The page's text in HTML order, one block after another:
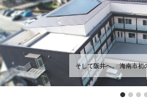
そして阪井へ。 海南市初の看護小規